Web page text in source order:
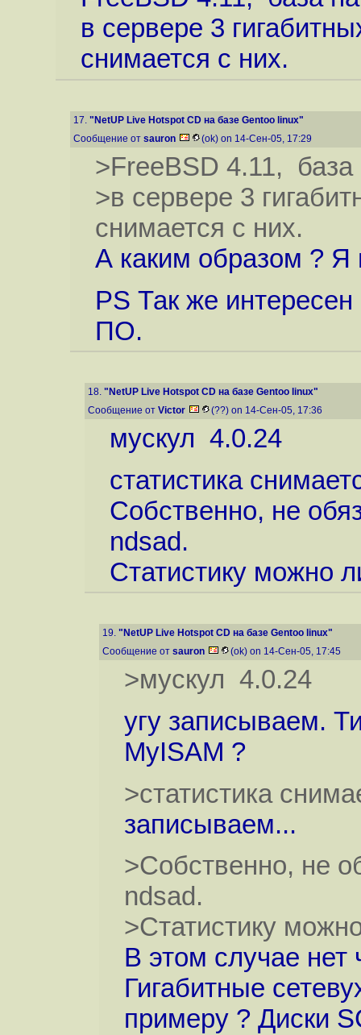
в сервере 3
снимается с них.
17. "NetUP Live Hotspot CD на базе Gentoo linux"
Сообщение от sauron (ok) on 14-Сен-05, 17:29
>FreeBSD 4.11,
>в сервере 3
снимается с них.
А каким образом ? Я
PS Так же
ПО.
18. "NetUP Live Hotspot CD на базе Gentoo linux"
Сообщение от Victor (??) on 14-Сен-05, 17:36
мускул 4.0.24
статистика
Собственно, не
ndsad.
Статистику можно
19. "NetUP Live Hotspot CD на базе Gentoo linux"
Сообщение от sauron (ok) on 14-Сен-05, 17:45
>мускул 4.0.24
угу записываем.
MyISAM ?
>статистика
записываем...
>Собственно, не
ndsad.
>Статистику
В этом случае нет
Гигабитные
примеру ? Диски